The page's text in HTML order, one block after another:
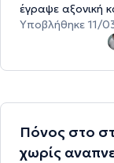
έγραψε αξονική
Υποβλήθηκε 11/
Πόνος στο
χωρίς